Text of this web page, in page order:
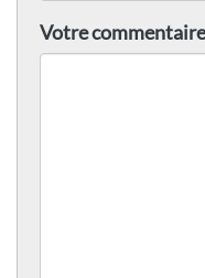
Votre commentaire